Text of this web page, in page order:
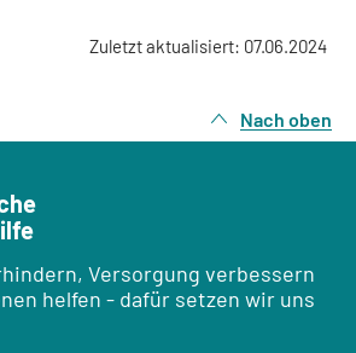
Zuletzt aktualisiert: 07.06.2024
Nach oben
Versorgung verbessern
helfen - dafür setzen wir uns